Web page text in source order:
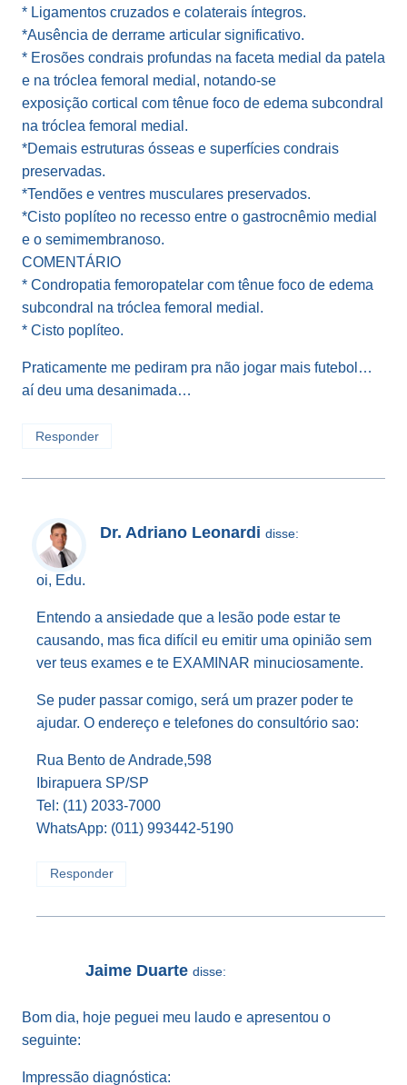
* Ligamentos cruzados e colaterais íntegros.
*Ausência de derrame articular significativo.
* Erosões condrais profundas na faceta medial da patela
e na tróclea femoral medial, notando-se
exposição cortical com tênue foco de edema subcondral
na tróclea femoral medial.
*Demais estruturas ósseas e superfícies condrais
preservadas.
*Tendões e ventres musculares preservados.
*Cisto poplíteo no recesso entre o gastrocnêmio medial
e o semimembranoso.
COMENTÁRIO
* Condropatia femoropatelar com tênue foco de edema
subcondral na tróclea femoral medial.
* Cisto poplíteo.
Praticamente me pediram pra não jogar mais futebol…
aí deu uma desanimada…
Responder
Dr. Adriano Leonardi disse:
oi, Edu.
Entendo a ansiedade que a lesão pode estar te
causando, mas fica difícil eu emitir uma opinião sem
ver teus exames e te EXAMINAR minuciosamente.
Se puder passar comigo, será um prazer poder te
ajudar. O endereço e telefones do consultório sao:
Rua Bento de Andrade,598
Ibirapuera SP/SP
Tel: (11) 2033-7000
WhatsApp: (011) 993442-5190
Responder
Jaime Duarte disse:
Bom dia, hoje peguei meu laudo e apresentou o
seguinte:
Impressão diagnóstica: